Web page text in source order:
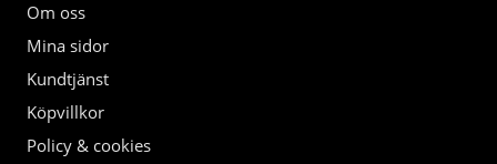
Om oss
Mina sidor
Kundtjänst
Köpvillkor
Policy & cookies